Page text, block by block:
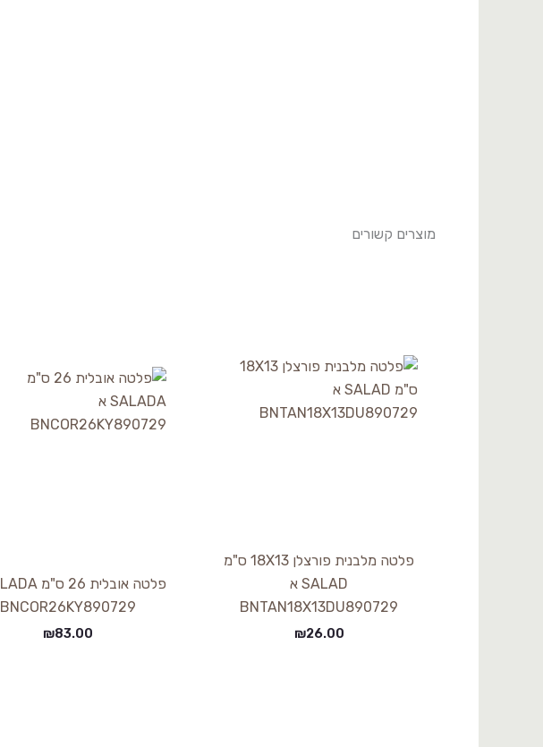
מוצרים קשורים
פלטה מלבנית פורצלן 18X13 ס"מ
SALAD א
BNTAN18X13DU890729
₪26.00
BNCOR26KY890729
₪83.00